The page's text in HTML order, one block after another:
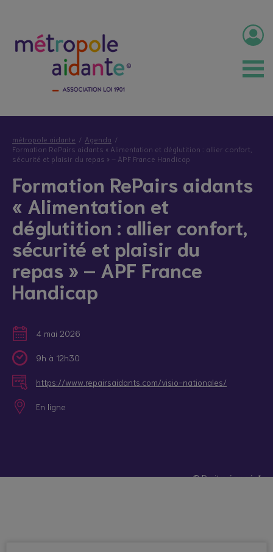
métropole aidante
Agenda
Formation RePairs aidants « Alimentation et déglutition : allier confort,
sécurité et plaisir du repas » – APF France Handicap
Formation RePairs aidants
« Alimentation et
déglutition : allier confort,
sécurité et plaisir du
repas » – APF France
Handicap
4 mai 2026
9h à 12h30
https://www.repairsaidants.com/visio-nationales/
En ligne
© Droits réservés*